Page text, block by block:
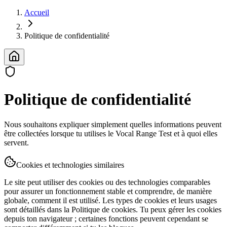
Accueil
Politique de confidentialité
Politique de confidentialité
Nous souhaitons expliquer simplement quelles informations peuvent
être collectées lorsque tu utilises le Vocal Range Test et à quoi elles
servent.
Cookies et technologies similaires
Le site peut utiliser des cookies ou des technologies comparables
pour assurer un fonctionnement stable et comprendre, de manière
globale, comment il est utilisé. Les types de cookies et leurs usages
sont détaillés dans la Politique de cookies. Tu peux gérer les cookies
depuis ton navigateur ; certaines fonctions peuvent cependant se